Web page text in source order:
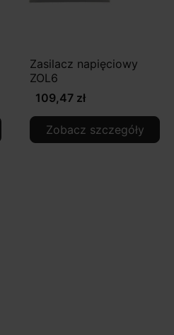
Zasilacz napięciowy
ZOL6
109,47 zł
Zobacz szczegóły